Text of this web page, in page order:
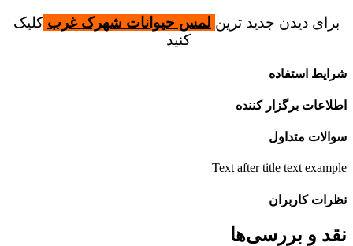
برای دیدن جدید ترین لمس حیوانات شهرک غرب کلیک
کنید
استفاده
برگزار کننده
متداول
Text after title text
کاربران
و بررسی‌ها